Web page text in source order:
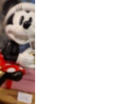
Ajouter
à la liste
d'envie